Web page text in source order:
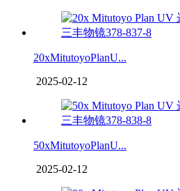
20xMitutoyoPlanU...
2025-02-12
50xMitutoyoPlanU...
2025-02-12